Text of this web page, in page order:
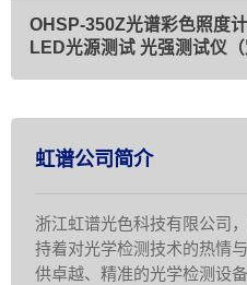
OHSP-350Z光谱彩色照度
LED光源测试 光强测试仪（
虹谱公司简介
浙江虹谱光色科技有限公司
持着对光学检测技术的热情
供卓越、精准的光学检测设